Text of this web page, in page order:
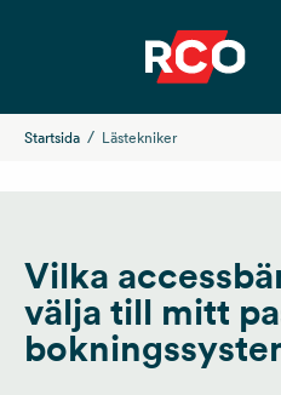
Startsida Lästekniker
Vilka
välja till mitt